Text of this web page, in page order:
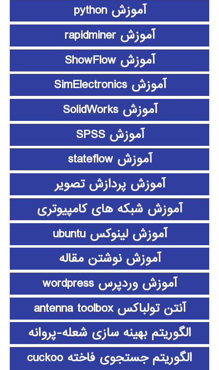
آموزش python
آموزش rapidminer
آموزش ShowFlow
آموزش SimElectronics
آموزش SolidWorks
آموزش SPSS
آموزش stateflow
آموزش پردازش تصویر
آموزش شبکه های کامپیوتری
آموزش لینوکس ubuntu
آموزش نوشتن مقاله
آموزش وردپرس wordpress
آنتن تولباکس antenna toolbox
الگوریتم بهینه سازی شعله-پروانه
الگوریتم جستجوی فاخته cuckoo